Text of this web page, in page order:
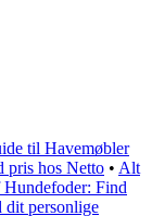
til Havemøbler
pris hos Netto • Alt
Find
dit personlige